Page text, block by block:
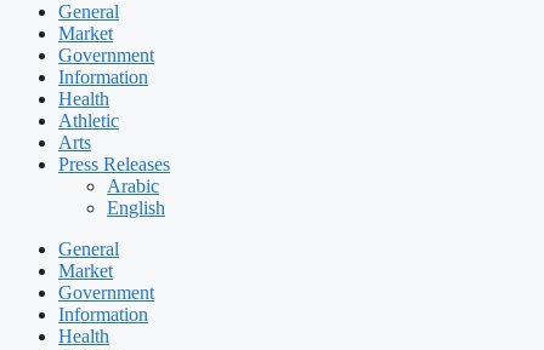
General
Market
Government
Information
Health
Athletic
Arts
Press Releases
Arabic
English
General
Market
Government
Information
Health